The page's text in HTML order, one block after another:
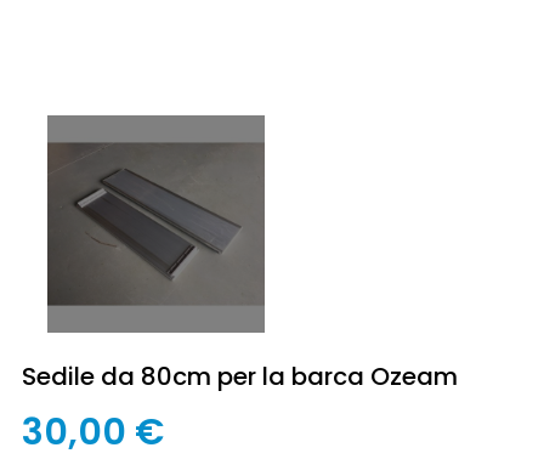
Sedile da 80cm per la barca Ozeam
30,00 €